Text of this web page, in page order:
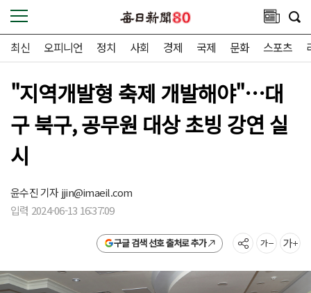
최신 오피니언 정치 사회 경제 국제 문화 스포츠
"지역개발형 축제 개발해야"…대
구 북구, 공무원 대상 초빙 강연 실
시
윤수진 기자jjin@imaeil.com
입력 2024-06-13 16:37:09
구글 검색 선호 출처로 추가